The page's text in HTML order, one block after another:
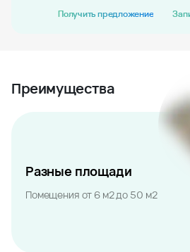
Получить предложение
Преимущества
Разные площади
Помещения от 6 м2 до 50 м2